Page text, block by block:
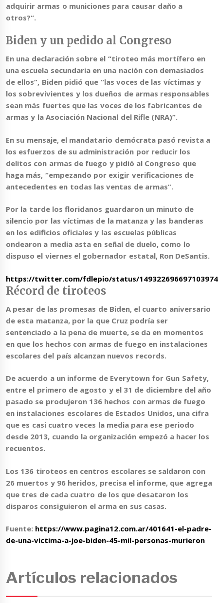
adquirir armas o municiones para causar daño a
otros?“.
Biden y un pedido al Congreso
En una declaración sobre el “tiroteo más mortífero en
una escuela secundaria en una nación con demasiados
de ellos”, Biden pidió que “las voces de las víctimas y
los sobrevivientes y los dueños de armas responsables
sean más fuertes que las voces de los fabricantes de
armasy la Asociación Nacional del Rifle (NRA)”.
En su mensaje, el mandatario demócrata pasó revista a
los esfuerzos de su administración por reducir los
delitos con armas de fuego y pidió al Congreso que
haga más, “empezando por exigir verificaciones de
antecedentes en todas las ventas de armas”.
Por la tarde los floridanos guardaron un minuto de
silencio por las víctimas de la matanza y las banderas
en los edificios oficiales y las escuelas públicas
ondearon a media asta en señal de duelo, como lo
dispuso el viernes el gobernador estatal, Ron DeSantis.
https://twitter.com/fdlepio/status/
Récord de tiroteos
A pesar de las promesas de Biden, el cuarto aniversario
de esta matanza, por la que Cruz podría ser
sentenciado a la pena de muerte, se da en momentos
en que los hechos con armas de fuego en instalaciones
escolares del país alcanzan nuevos records.
De acuerdo a un informe de Everytown for Gun Safety,
entre el primero de agosto y el 31 de diciembre del año
pasado se produjeron 136 hechos con armas de fuego
en instalaciones escolares de Estados Unidos, una cifra
que es casi cuatro veces la media para ese periodo
desde 2013, cuando la organización empezó a hacer los
recuentos.
Los 136 tiroteos en centros escolares se saldaron con
26 muertos y 96 heridos, precisa el informe, que agrega
que tres de cada cuatro de los que desataron los
disparos consiguieron el arma en sus casas.
Fuente: https://www.pagina12.com.ar/401641-el-padre-
de-una-victima-a-joe-biden-45-mil-personas-murieron
Artículos relacionados